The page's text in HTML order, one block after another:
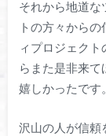
それから地道な
トの方々から
ィプロジェク
らまた是非来
嬉しかったです。
沢山の人が信頼